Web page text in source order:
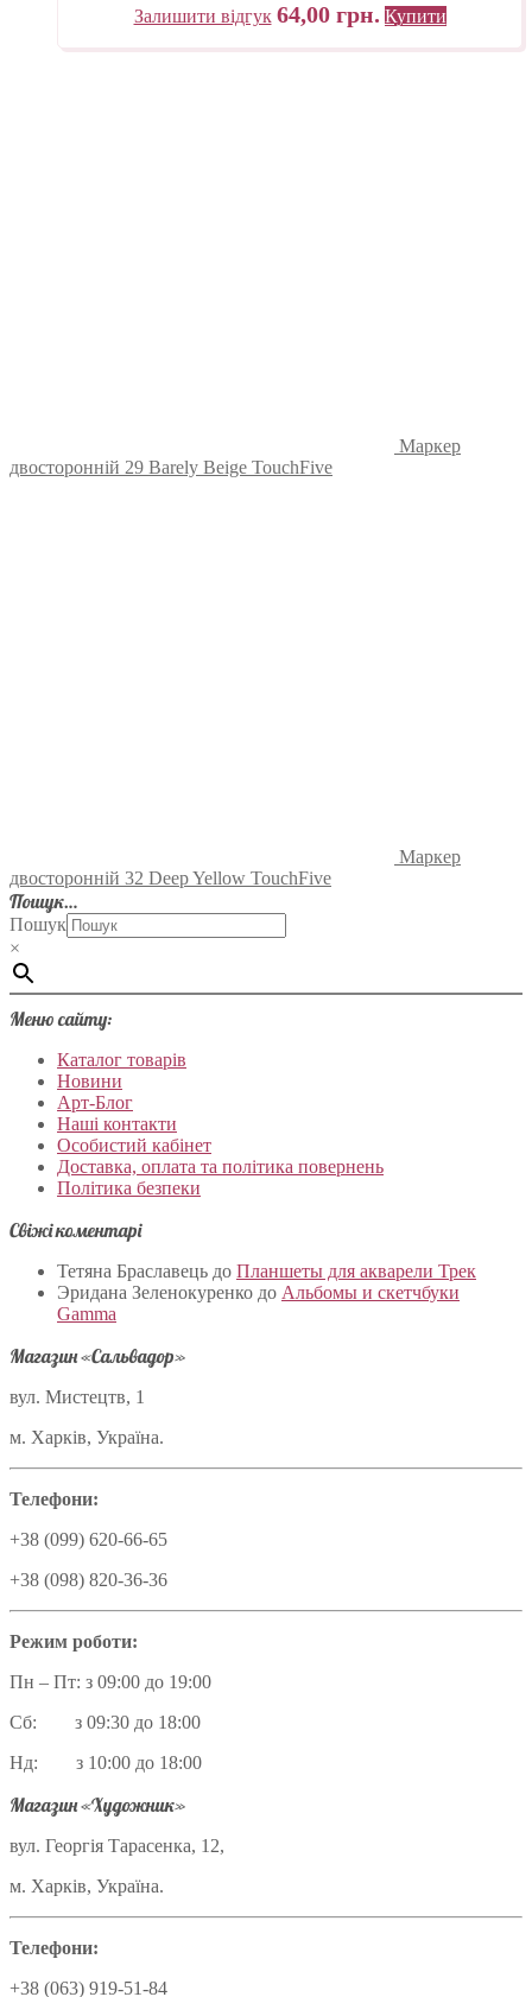
Залишити відгук 64,00 грн. Купити
Маркер
двосторонній 29 Barely Beige TouchFive
Маркер
двосторонній 32 Deep Yellow TouchFive
Пошук…
Пошук
×
Меню сайту:
Каталог товарів
Новини
Арт-Блог
Наші контакти
Особистий кабінет
Доставка, оплата та політика повернень
Політика безпеки
Свіжі коментарі
Тетяна Браславець до Планшеты для акварели Трек
Эридана Зеленокуренко до Альбомы и скетчбуки
Gamma
Магазин «Сальвадор»
вул. Мистецтв, 1
м. Харків, Україна.
Телефони:
+38 (099) 620-66-65
+38 (098) 820-36-36
Режим роботи:
Пн – Пт: з 09:00 до 19:00
Сб: з 09:30 до 18:00
Нд: з 10:00 до 18:00
Магазин «Художник»
вул. Георгія Тарасенка, 12,
м. Харків, Україна.
Телефони:
+38 (063) 919-51-84